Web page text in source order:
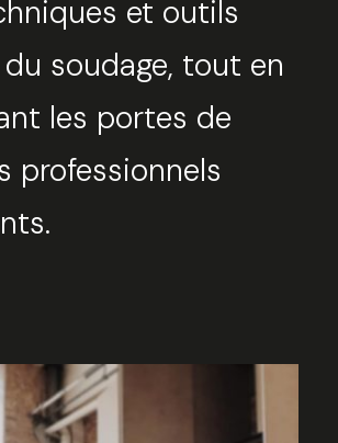
et outils
soudage, tout en
les portes de
professionnels